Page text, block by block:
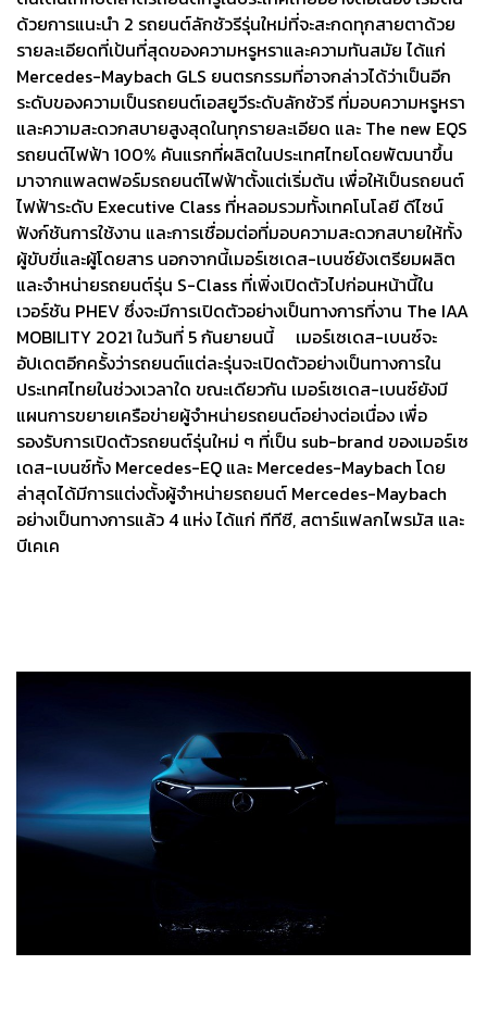
ด้วยการแนะนำ 2 รถยนต์ลักชัวรีรุ่นใหม่ที่จะสะกดทุกสายตาด้วย
รายละเอียดที่เป้นที่สุดของความหรูหราและความทันสมัย ได้แก่
Mercedes-Maybach GLS ยนตรกรรมที่อาจกล่าวได้ว่าเป็นอีก
ระดับของความเป็นรถยนต์เอสยูวีระดับลักชัวรี ที่มอบความหรูหรา
และความสะดวกสบายสูงสุดในทุกรายละเอียด และ The new EQS
รถยนต์ไฟฟ้า 100% คันแรกที่ผลิตในประเทศไทยโดยพัฒนาขึ้น
มาจากแพลตฟอร์มรถยนต์ไฟฟ้าตั้งแต่เริ่มต้น เพื่อให้เป็นรถยนต์
ไฟฟ้าระดับ Executive Class ที่หลอมรวมทั้งเทคโนโลยี ดีไซน์
ฟังก์ชันการใช้งาน และการเชื่อมต่อที่มอบความสะดวกสบายให้ทั้ง
ผู้ขับขี่และผู้โดยสาร นอกจากนี้เมอร์เซเดส-เบนซ์ยังเตรียมผลิต
และจำหน่ายรถยนต์รุ่น S-Class ที่เพิ่งเปิดตัวไปก่อนหน้านี้ใน
เวอร์ชัน PHEV ซึ่งจะมีการเปิดตัวอย่างเป็นทางการที่งาน The IAA
MOBILITY 2021 ในวันที่ 5 กันยายนนี้ เมอร์เซเดส-เบนซ์จะ
อัปเดตอีกครั้งว่ารถยนต์แต่ละรุ่นจะเปิดตัวอย่างเป็นทางการใน
ประเทศไทยในช่วงเวลาใด ขณะเดียวกัน เมอร์เซเดส-เบนซ์ยังมี
แผนการขยายเครือข่ายผู้จำหน่ายรถยนต์อย่างต่อเนื่อง เพื่อ
รองรับการเปิดตัวรถยนต์รุ่นใหม่ ๆ ที่เป็น sub-brand ของเมอร์เซ
เดส-เบนซ์ทั้ง Mercedes-EQ และ Mercedes-Maybach โดย
ล่าสุดได้มีการแต่งตั้งผู้จำหน่ายรถยนต์ Mercedes-Maybach
อย่างเป็นทางการแล้ว 4 แห่ง ได้แก่ ทีทีซี, สตาร์แฟลกไพรมัส และ
บีเคเค